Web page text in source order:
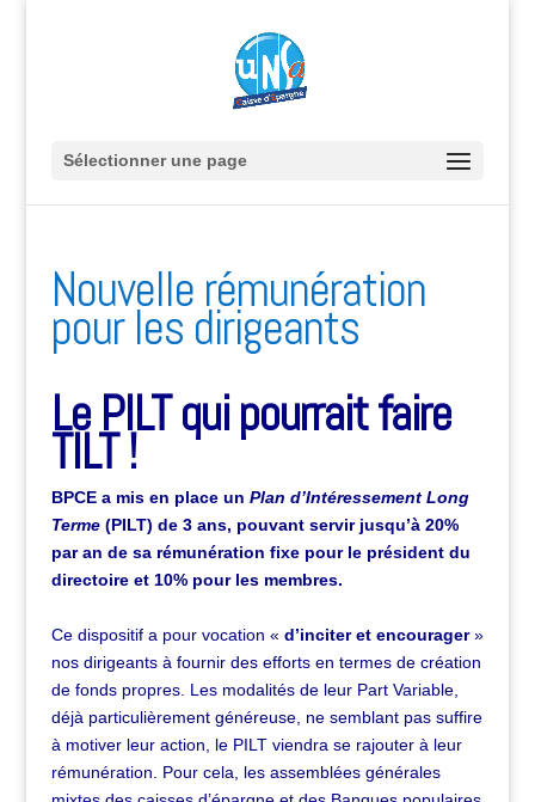
Sélectionner une page
Nouvelle rémunération
pour les dirigeants
Le PILT qui pourrait faire
TILT !
BPCE a mis en place un Plan d’Intéressement Long
Terme(PILT) de 3 ans, pouvant servir jusqu’à 20%
par an de sa rémunération fixe pour le président du
directoire et 10% pour les membres.
Ce dispositif a pour vocation « d’inciter et encourager»
nos dirigeants à fournir des efforts en termes de création
de fonds propres. Les modalités de leur Part Variable,
déjà particulièrement généreuse, ne semblant pas suffire
à motiver leur action, le PILT viendra se rajouter à leur
rémunération. Pour cela, les assemblées générales